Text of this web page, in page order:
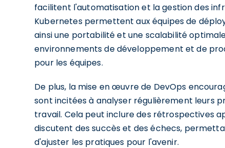
facilitent l'automatisation et la gestion des
Kubernetes permettent aux équipes de
ainsi une portabilité et une scalabilité
environnements de développement et de
pour les équipes.
De plus, la mise en œuvre de DevOps
sont incitées à analyser régulièrement leurs
travail. Cela peut inclure des rétrospectives
discutent des succès et des échecs,
d'ajuster les pratiques pour l'avenir.